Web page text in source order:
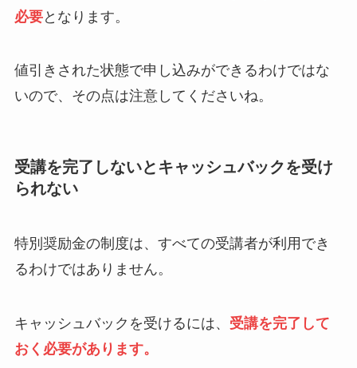
必要となります。
値引きされた状態で申し込みができるわけではな
いので、その点は注意してくださいね。
受講を完了しないとキャッシュバックを受け
られない
特別奨励金の制度は、すべての受講者が利用でき
るわけではありません。
キャッシュバックを受けるには、 受講を完了して
おく必要があります。